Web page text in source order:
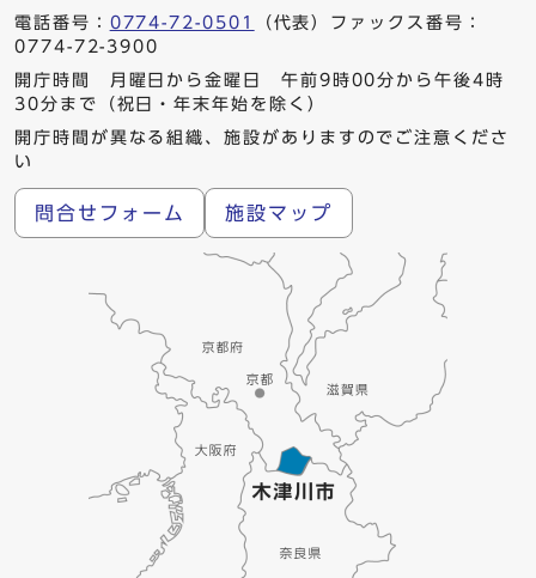
電話番号： 0774-72-0501
（代表）ファックス番号：
0774-72-3900
開庁時間 月曜日から金曜日 午前9時00分から午後4時
30分まで（祝日・年末年始を除く）
開庁時間が異なる組織、施設がありますのでご注意くださ
い
問合せフォーム 施設マップ